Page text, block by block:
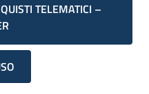
TELEMATICI –